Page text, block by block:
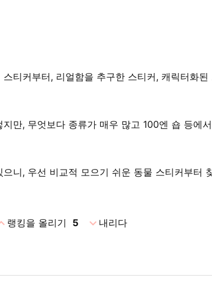
티커부터, 리얼함을 추구한 스티커, 캐릭터화
만, 무엇보다 종류가 매우 많고 100엔 숍 등에
니, 우선 비교적 모으기 쉬운 동물 스티커부터
랭킹을 올리기 5 expand_more내리다